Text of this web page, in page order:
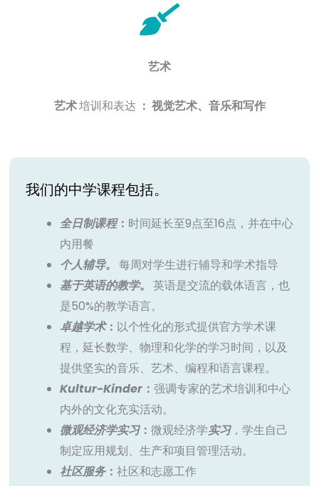
艺术
艺术培训和表达 ： 视觉艺术、音乐和写作
我们的中学课程包括。
全日制课程： 时间延长至9点至16点，并在中心
内用餐
个人辅导。 每周对学生进行辅导和学术指导
基于英语的教学。 英语是交流的载体语言，也
是50%的教学语言。
卓越学术： 以个性化的形式提供官方学术课
程，延长数学、物理和化学的学习时间，以及
提供坚实的音乐、艺术、编程和语言课程。
Kultur-Kinder： 强调专家的艺术培训和中心
内外的文化充实活动。
微观经济学实习： 微观经济学实习，学生自己
制定应用规划、生产和项目管理活动。
社区服务： 社区和志愿工作